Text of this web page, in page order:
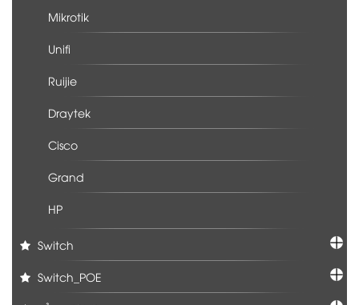
Mikrotik
Unifi
Ruijie
Draytek
Cisco
Grand
HP
Switch
Switch_POE